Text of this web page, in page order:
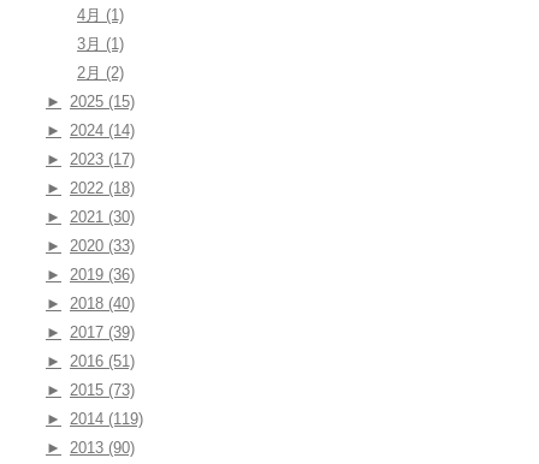
4月 (1)
3月 (1)
2月 (2)
►
2025 (15)
►
2024 (14)
►
2023 (17)
►
2022 (18)
►
2021 (30)
►
2020 (33)
►
2019 (36)
►
2018 (40)
►
2017 (39)
►
2016 (51)
►
2015 (73)
►
2014 (119)
►
2013 (90)